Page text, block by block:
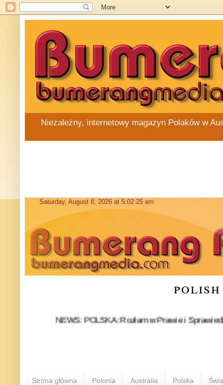
Niezależny, internetowy magazyn Polaków w
NEWS: POLSKA: Rozłam w Prawie i
Strona główna Polonia Australia Polska